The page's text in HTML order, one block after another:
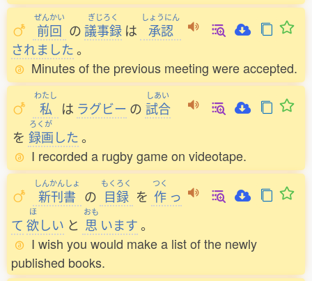
ぜんかい
前回 の
ぎじろく
議事録 は
しょうにん
承認
されました。
Minutes of the previous meeting were accepted.
わたし
私 は ラグビー の
しあい
試合
を
ろくが
録画した。
I recorded a rugby game on videotape.
しんかんしょ
新刊書 の
もくろく
目録 を
つく
作 っ
て
ほ
欲しい と
おも
思 います。
I wish you would make a list of the newly
published books.